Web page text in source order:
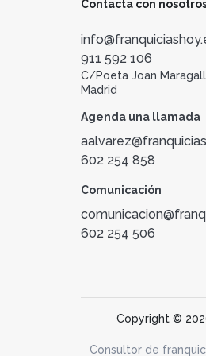
con bajos costes
establecidos.
Otra de las ventajas
el rastreo y
Para convertirse en
crisiseconómicas o
imposibilidad de
Contacta con
911 592 106
C/Poeta Joan
Madrid
Agenda una llamada
602 254 858
Comunicación
602 254 506
Copyright ©
Consultor de